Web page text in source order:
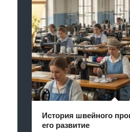
История швейного
его развитие